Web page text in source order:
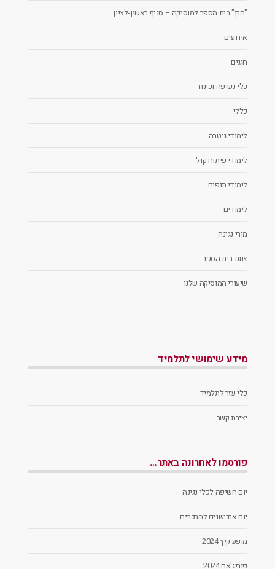
"הרן" בית הספר למוסיקה – סניף ראשון-לציון
אירועים
חוגים
כלי נשיפה וכינור
כללי
לימודי גיטרה
לימודי פיתוח קול
לימודי תופים
לימודים
מורי נגינה
צוות בית הספר
שיעורי המוסיקה שלנו
מידע שימושי לתלמיד
כלי עזר לתלמיד
יצירת קשר
פורסמו לאחרונה באתר…
יום חשיפה לכלי נגינה
יום אודישנים להרכבים
מופע קיץ 2024
פוריג'אם 2024